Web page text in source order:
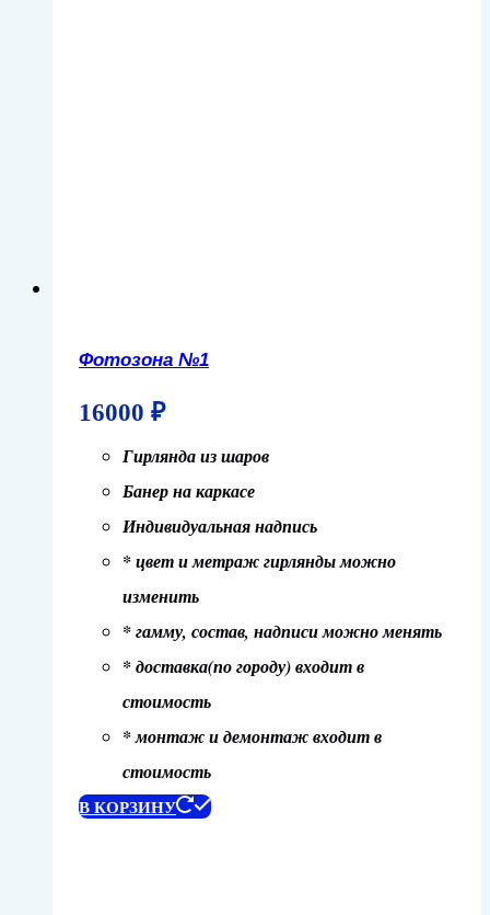
Фотозона №1
16000 ₽
Гирлянда из шаров
Банер на каркасе
Индивидуальная надпись
* цвет и метраж гирлянды можно
изменить
* гамму, состав, надписи можно менять
* доставка(по городу) входит в
стоимость
* монтаж и демонтаж входит в
стоимость
В КОРЗИНУ